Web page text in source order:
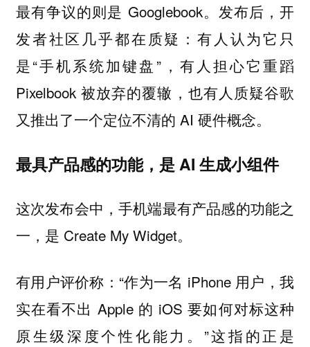
最有争议的则是 Googlebook。发布后，开
发者社区几乎都在质疑：有人认为它只
是“手机系统加键盘”，有人担心它重蹈
Pixelbook 被放弃的覆辙，也有人质疑谷歌
又推出了一个定位不清的 AI 硬件概念。
最具产品感的功能，是 AI 生成小组件
这次发布会中，手机端最有产品感的功能之
一，是 Create My Widget。
有用户评价称：“作为一名 iPhone 用户，我
实在看不出 Apple 的 iOS 要如何对标这种
原生级深度个性化能力。”这指的正是